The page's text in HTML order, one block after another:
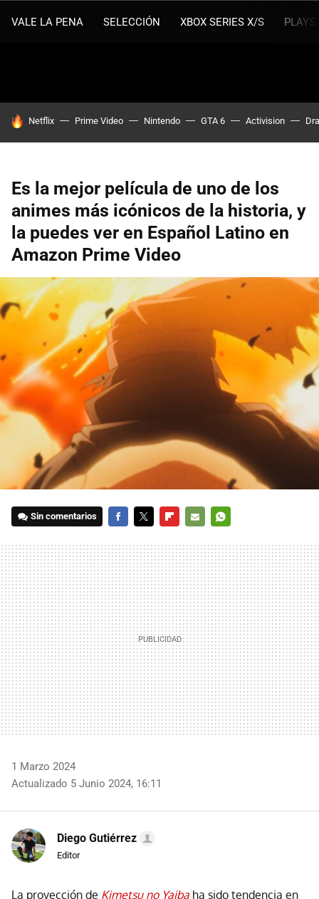
VALE LA PENA SELECCIÓN XBOX SERIES X/S
HOY SE HABLA DE
Netflix Prime Video Nintendo GTA 6 Activision
Es la mejor película de uno de los
animes más icónicos de la historia, y
la puedes ver en Español Latino en
Amazon Prime Video
Sin comentarios
MAIL
1 Marzo 2024
Actualizado 5 Junio 2024, 16:11
Diego Gutiérrez
Editor
La proyección de Kimetsu no Yaiba ha sido tendencia en